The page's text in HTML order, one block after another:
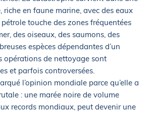
riche en faune marine, avec des eaux
pétrole touche des zones fréquentées
des oiseaux, des saumons, des
espèces dépendantes d’un
opérations de nettoyage sont
et parfois controversées.
l’opinion mondiale parce qu’elle a
: une marée noire de volume
records mondiaux, peut devenir une